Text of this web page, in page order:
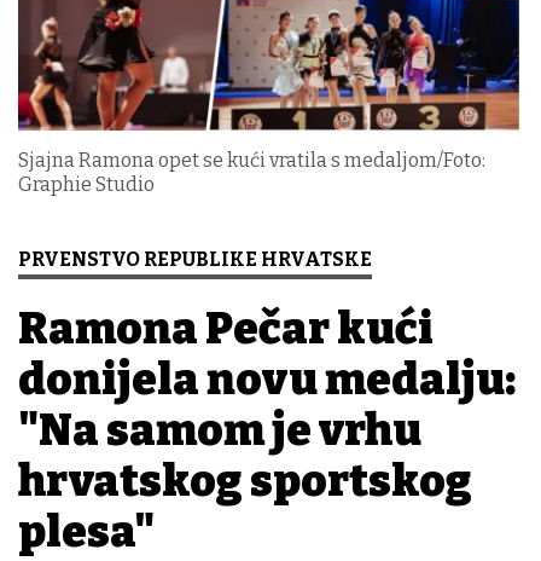
Sjajna Ramona opet se kući vratila s medaljom/Foto:
Graphie Studio
PRVENSTVO REPUBLIKE HRVATSKE
Ramona Pečar kući
donijela novu medalju:
"Na samom je vrhu
hrvatskog sportskog
plesa"